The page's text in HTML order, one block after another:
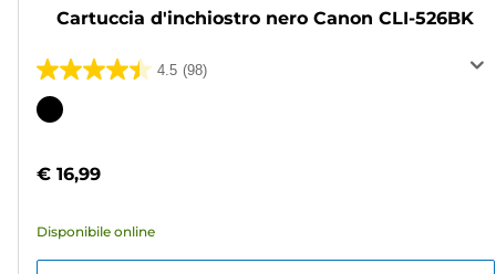
Cartuccia d'inchiostro nero Canon CLI-526BK
4.5 (98)
4.5
su
98
Cartuccia
colori
€ 16,99
Disponibile online